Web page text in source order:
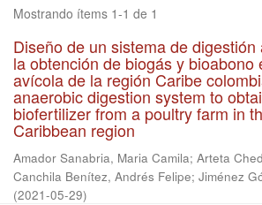
Mostrando ítems 1-1 de 1
Diseño de un sistema de
la obtención de biogás y bioabono
avícola de la región Caribe
anaerobic digestion system to
biofertilizer from a poultry farm in
Caribbean region
Amador Sanabria, Maria Camila; Arteta
Canchila Benítez, Andrés Felipe; Jiménez
(2021-05-29)